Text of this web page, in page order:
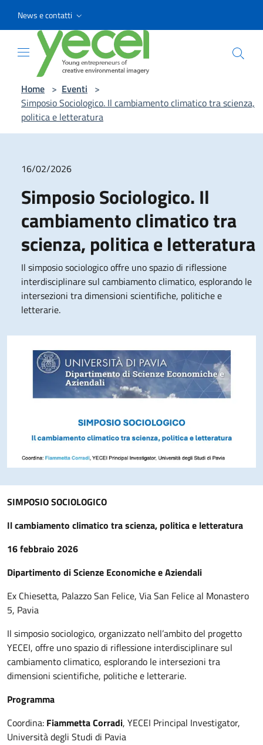
News e contatti
Home > Eventi >
Simposio Sociologico. Il cambiamento climatico tra scienza,
politica e letteratura
16/02/2026
Simposio Sociologico. Il
cambiamento climatico tra
scienza, politica e letteratura
Il simposio sociologico offre uno spazio di riflessione
interdisciplinare sul cambiamento climatico, esplorando le
intersezioni tra dimensioni scientifiche, politiche e
letterarie.
Descrizione evento
SIMPOSIO SOCIOLOGICO
Il cambiamento climatico tra scienza, politica e letteratura
16 febbraio 2026
Dipartimento di Scienze Economiche e Aziendali
Ex Chiesetta, Palazzo San Felice, Via San Felice al Monastero
5, Pavia
Il simposio sociologico, organizzato nell’ambito del progetto
YECEI, offre uno spazio di riflessione interdisciplinare sul
cambiamento climatico, esplorando le intersezioni tra
dimensioni scientifiche, politiche e letterarie.
Programma
Coordina: Fiammetta Corradi, YECEI Principal Investigator,
Università degli Studi di Pavia